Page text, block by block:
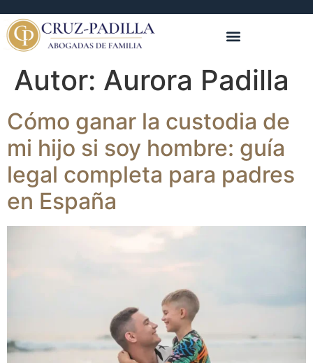
Autor: Aurora Padilla
Cómo ganar la custodia de
mi hijo si soy hombre: guía
legal completa para padres
en España